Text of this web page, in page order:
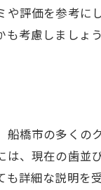
り
ローチ
れ
方
評価を参考に
考慮しましょ
橋市の多くの
、現在の歯
詳細な説明を